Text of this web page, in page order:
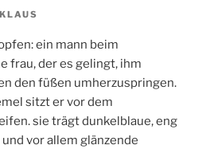
KLAUS
ein mann beim
frau, der es gelingt, ihm
den füßen umherzuspringen.
sitzt er vor dem
sie trägt dunkelblaue, eng
vor allem glänzende